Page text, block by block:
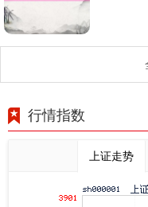
行情指数
上证走势